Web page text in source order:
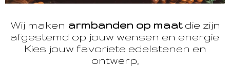
Wij maken armbanden op maatdie zijn
afgestemd op jouw wensen en energie.
Kies jouw favoriete edelstenen en
ontwerp,